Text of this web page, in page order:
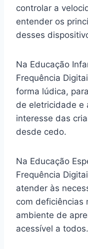
controlar a
entender os
desses
Na Educação
Frequência
forma lúdica,
de eletricidade e
interesse das
desde cedo.
Na Educação
Frequência
atender às
com deficiências
ambiente de
acessível a todos.